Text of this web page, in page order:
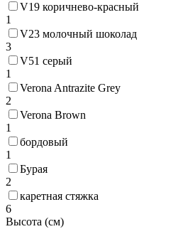
V19 коричнево-красный
1
V23 молочный шоколад
3
V51 серый
1
Verona Antrazite Grey
2
Verona Brown
1
бордовый
1
Бурая
2
каретная стяжка
6
Высота (см)